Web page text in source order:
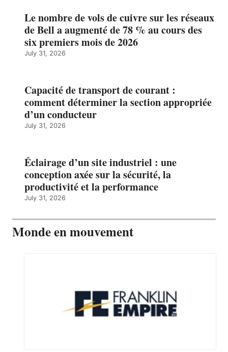
Le nombre de vols de cuivre sur les réseaux
de Bell a augmenté de 78 % au cours des
six premiers mois de 2026
July 31, 2026
Capacité de transport de courant :
comment déterminer la section appropriée
d’un conducteur
July 31, 2026
Éclairage d’un site industriel : une
conception axée sur la sécurité, la
productivité et la performance
July 31, 2026
Monde en mouvement